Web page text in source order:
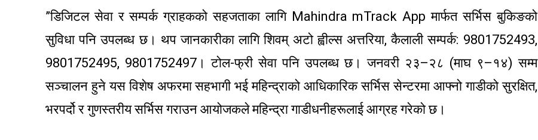
”डिजिटल सेवा र सम्पर्क ग्राहकको सहजताका लागि Mahindra mTrack App मार्फत सर्भिस बुकिङको
सुविधा पनि उपलब्ध छ। थप जानकारीका लागि शिवम् अटो ह्वील्स अत्तरिया, कैलाली सम्पर्क: 9801752493,
9801752495, 9801752497। टोल-फ्री सेवा पनि उपलब्ध छ। जनवरी २३–२८ (माघ ९–१४) सम्म
सञ्चालन हुने यस विशेष अफरमा सहभागी भई महिन्द्राको आधिकारिक सर्भिस सेन्टरमा आफ्नो गाडीको सुरक्षित,
भरपर्दो र गुणस्तरीय सर्भिस गराउन आयोजकले महिन्द्रा गाडीधनीहरूलाई आग्रह गरेको छ।